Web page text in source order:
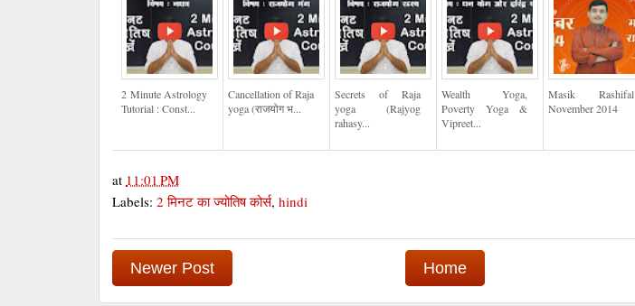
2 Minute Astrology
Tutorial : Const...
Cancellation of Raja
yoga (राजयोग भ...
Secrets of Raja
yoga (Rajyog
rahasy...
Wealth Yoga,
Poverty Yoga &
Vipreet...
Masik Rashifal
November 2014
at 11:01 PM
Labels: 2 मिनट का ज्‍योतिष कोर्स, hindi
Newer Post Home